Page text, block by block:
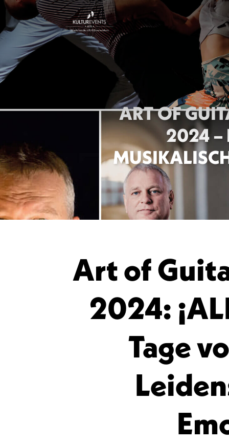
ART OF
2024 –
Art of
2024:
Tage